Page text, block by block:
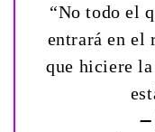
“No todo el
entrará en el
que hiciere